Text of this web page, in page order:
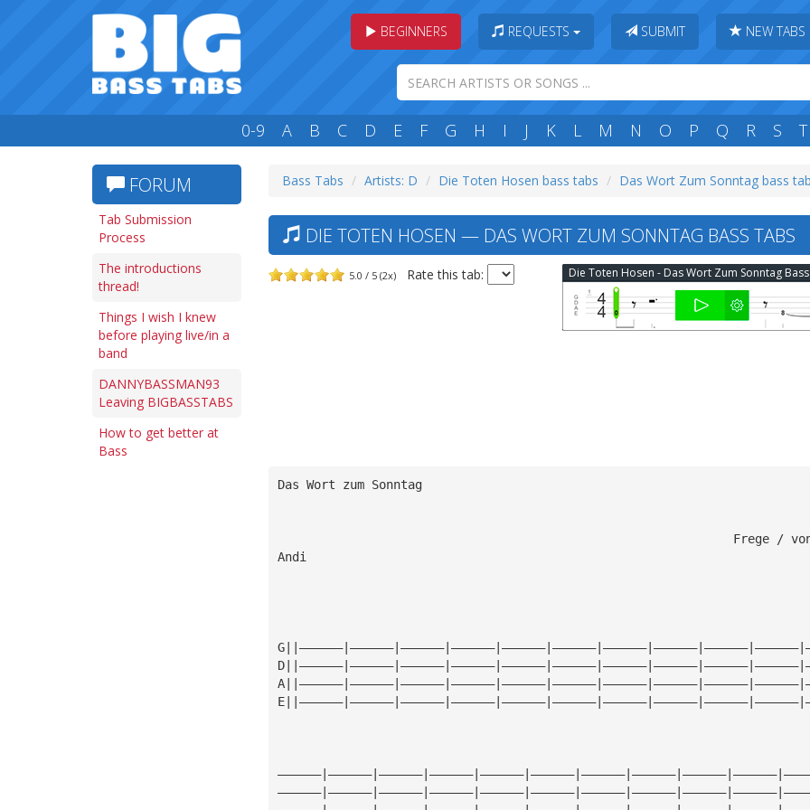
BEGINNERS REQUESTS SUBMIT NEW TABS
0-9 A B C D E F G H I J K L M N O P Q R S T
FORUM
Tab Submission
Process
The introductions
thread!
Things I wish I knew
before playing live/in a
band
DANNYBASSMAN93
Leaving BIGBASSTABS
How to get better at
Bass
Bass Tabs Artists: D Die Toten Hosen bass tabs Das Wort Zum Sonntag bass
DIE TOTEN HOSEN — DAS WORT ZUM SONNTAG BASS TABS
5.0 / 5 (2x) Rate this tab:
Das Wort zum Sonntag
Frege /
Andi